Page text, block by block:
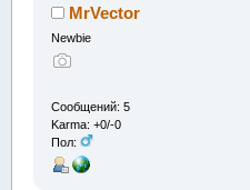
MrVector
Newbie
Сообщений: 5
Karma: +0/-0
Пол: